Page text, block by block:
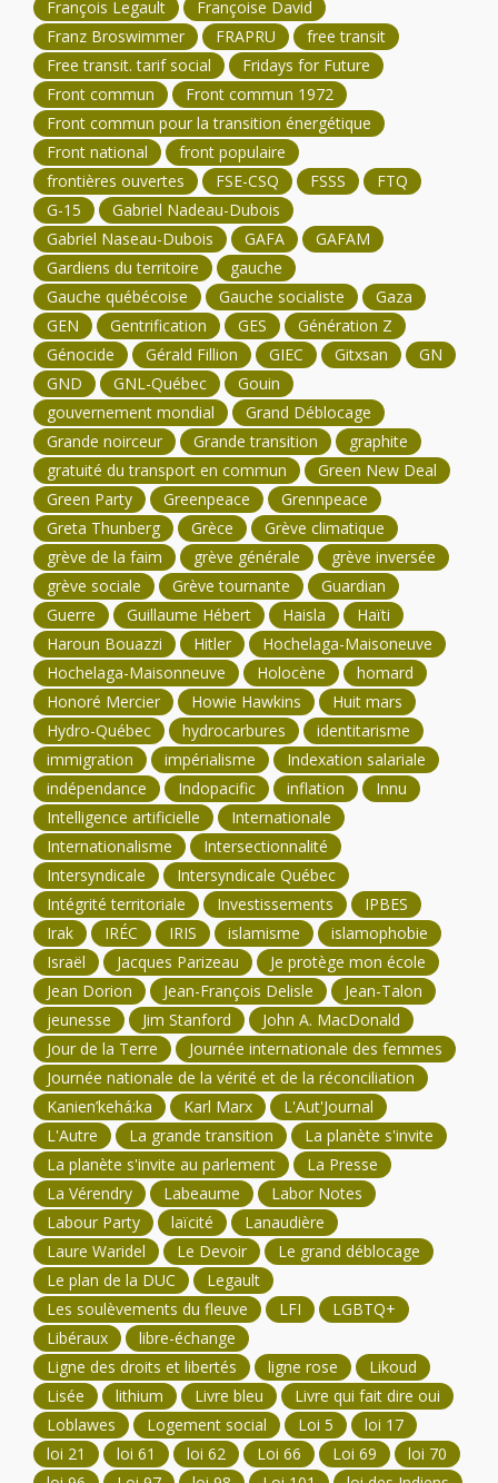
François Legault
Françoise David
Franz Broswimmer
FRAPRU
free transit
Free transit. tarif social
Fridays for Future
Front commun
Front commun 1972
Front commun pour la transition énergétique
Front national
front populaire
frontières ouvertes
FSE-CSQ FSSS
FTQ
G-15
Gabriel Nadeau-Dubois
Gabriel Naseau-Dubois
GAFA
GAFAM
Gardiens du territoire
gauche
Gauche québécoise
Gauche socialiste
Gaza
GEN
Gentrification GES
Génération Z
Génocide
Gérald Fillion GIEC Gitxsan
GN
GND
GNL-Québec
Gouin
gouvernement mondial
Grand Déblocage
Grande noirceur
Grande transition
graphite
gratuité du transport en commun
Green New Deal
Green Party
Greenpeace
Grennpeace
Greta Thunberg
Grèce
Grève climatique
grève de la faim
grève générale
grève inversée
grève sociale
Grève tournante
Guardian
Guerre
Guillaume Hébert Haisla
Haïti
Haroun Bouazzi
Hitler
Hochelaga-Maisoneuve
Hochelaga-Maisonneuve
Holocène
homard
Honoré Mercier
Howie Hawkins
Huit mars
Hydro-Québec
hydrocarbures
identitarisme
immigration
impérialisme
Indexation salariale
indépendance
Indopacific inflation
Innu
Intelligence artificielle
Internationale
Internationalisme
Intersectionnalité
Intersyndicale
Intersyndicale Québec
Intégrité territoriale
Investissements
IPBES
Irak
IRÉC IRIS islamisme
islamophobie
Israël
Jacques Parizeau
Je protège mon école
Jean Dorion
Jean-François Delisle
Jean-Talon
jeunesse
Jim Stanford
John A. MacDonald
Jour de la Terre
Journée internationale des femmes
Journée nationale de la vérité et de la réconciliation
Kanien’kehá:ka
Karl Marx
L'Aut'Journal
L'Autre
La grande transition
La planète s'invite
La planète s'invite au parlement
La Presse
La Vérendry
Labeaume
Labor Notes
Labour Party
laïcité
Lanaudière
Laure Waridel
Le Devoir
Le grand déblocage
Le plan de la DUC
Legault
Les soulèvements du fleuve
LFI
LGBTQ+
Libéraux
libre-échange
Ligne des droits et libertés
ligne rose
Likoud
Lisée
lithium Livre bleu
Livre qui fait dire oui
Loblawes
Logement social Loi 5
loi 17
loi 21
loi 61 loi 62 Loi 66 Loi 69
loi 70